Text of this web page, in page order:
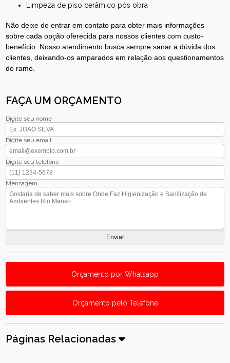
limpeza de piso cerâmico pós obra
Não deixe de entrar em contato para obter mais informações
sobre cada opção oferecida para nossos clientes com custo-
benefício. Nosso atendimento busca sempre sanar a dúvida dos
clientes, deixando-os amparados em relação aos questionamentos
do ramo.
FAÇA UM ORÇAMENTO
Digite seu nome
Digite seu email
Digite seu telefone
Mensagem
Orçamento por Whatsapp
Orçamento pelo Telefone
Páginas Relacionadas